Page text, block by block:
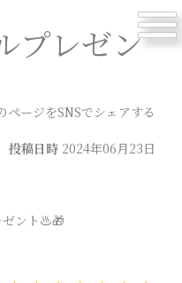
menu
プレゼン
ページをSNSでシェアする
投稿日時 2024年06月23日
ゼント♨️🎁